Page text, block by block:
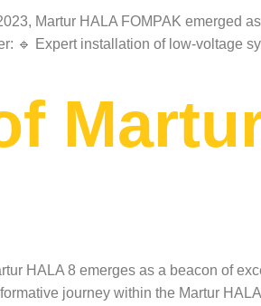
Martur HALA FOMPAK emerged
🔹 Expert installation of low-voltage
HALA 8 emerges as a beacon of
journey within the Martur